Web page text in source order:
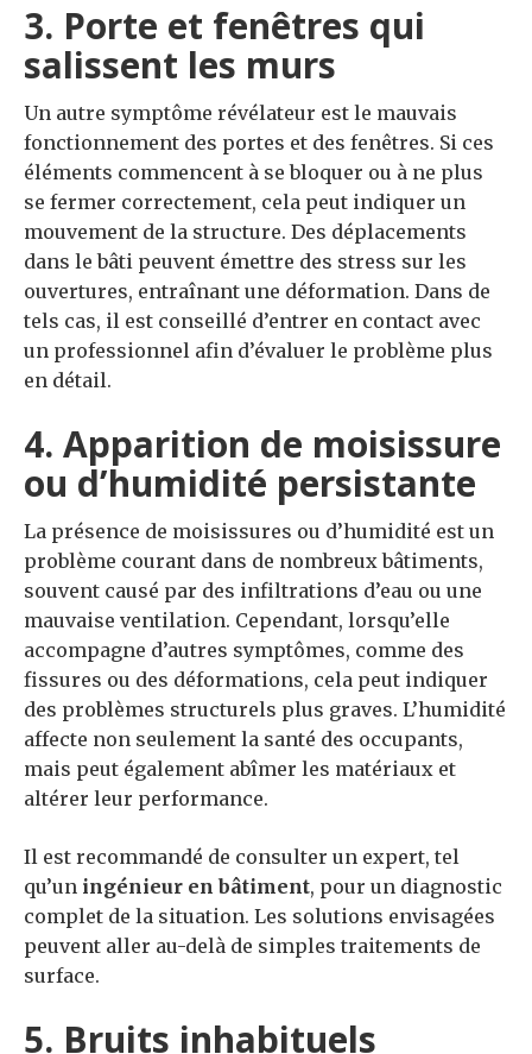
3. Porte et fenêtres qui
salissent les murs
Un autre symptôme révélateur est le mauvais
fonctionnement des portes et des fenêtres. Si ces
éléments commencent à se bloquer ou à ne plus
se fermer correctement, cela peut indiquer un
mouvement de la structure. Des déplacements
dans le bâti peuvent émettre des stress sur les
ouvertures, entraînant une déformation. Dans de
tels cas, il est conseillé d’entrer en contact avec
un professionnel afin d’évaluer le problème plus
en détail.
4. Apparition de moisissure
ou d’humidité persistante
La présence de moisissures ou d’humidité est un
problème courant dans de nombreux bâtiments,
souvent causé par des infiltrations d’eau ou une
mauvaise ventilation. Cependant, lorsqu’elle
accompagne d’autres symptômes, comme des
fissures ou des déformations, cela peut indiquer
des problèmes structurels plus graves. L’humidité
affecte non seulement la santé des occupants,
mais peut également abîmer les matériaux et
altérer leur performance.
Il est recommandé de consulter un expert, tel
qu’un ingénieur en bâtiment, pour un diagnostic
complet de la situation. Les solutions envisagées
peuvent aller au-delà de simples traitements de
surface.
5. Bruits inhabituels